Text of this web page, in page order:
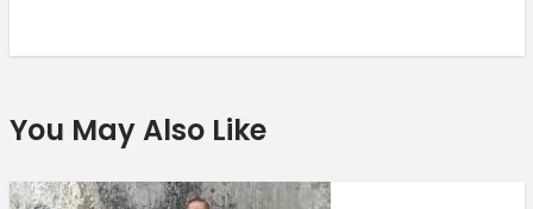
You May Also Like